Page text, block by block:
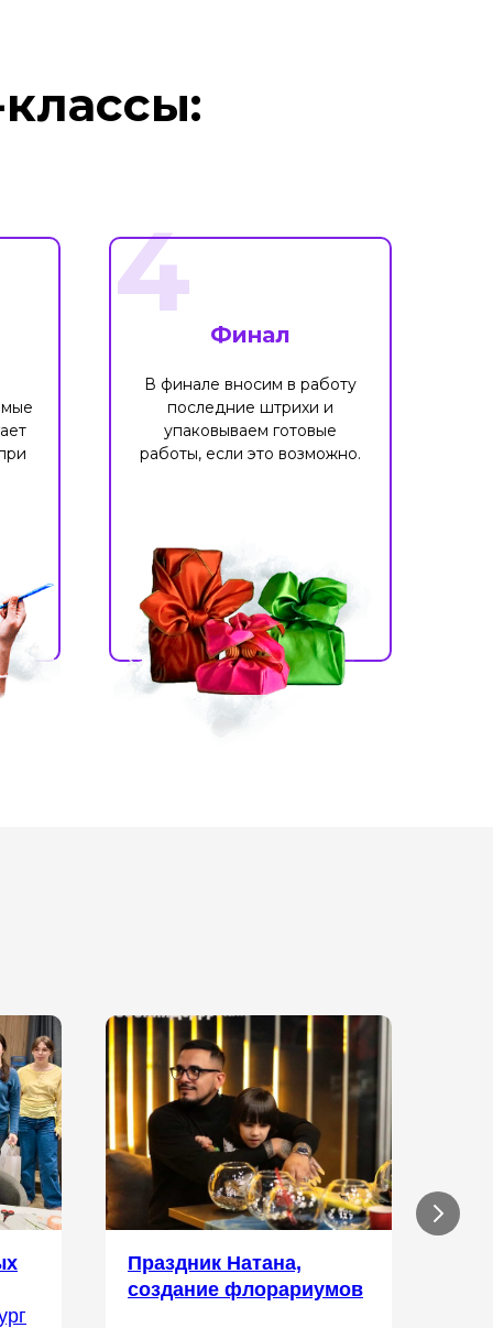
Финал
В финале вносим в работу
последние штрихи и
упаковываем готовые
работы, если это возможно.
4
Праздник Натана,
создание флорариумов